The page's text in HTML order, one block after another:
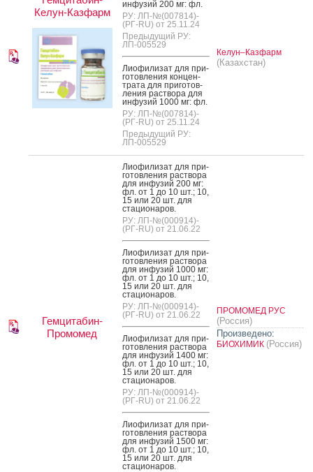
Келун-Казфарм
ин­фу­зий 200 мг: фл.
РУ: ЛП-№(007814)-
(РГ-RU) от 25.11.24
Предыдущий РУ:
ЛП-005529
Ли­офи­лизат для при­
готов­ле­ния кон­цен­
тра­та для при­готов­
ле­ния рас­тво­ра для
ин­фу­зий 1000 мг: фл.
РУ: ЛП-№(007814)-
(РГ-RU) от 25.11.24
Предыдущий РУ:
ЛП-005529
Келун–Казфарм
(Казахстан)
Гемцитабин-
Промомед
Ли­офи­лизат для при­
готов­ле­ния рас­тво­ра
для ин­фу­зий 200 мг:
фл. от 1 до 10 шт.; 10,
15 или 20 шт. для
ста­ци­она­ров.
РУ: ЛП-№(000914)-
(РГ-RU) от 21.06.22
Ли­офи­лизат для при­
готов­ле­ния рас­тво­ра
для ин­фу­зий 1000 мг:
фл. от 1 до 10 шт.; 10,
15 или 20 шт. для
ста­ци­она­ров.
РУ: ЛП-№(000914)-
(РГ-RU) от 21.06.22
Ли­офи­лизат для при­
готов­ле­ния рас­тво­ра
для ин­фу­зий 1400 мг:
фл. от 1 до 10 шт.; 10,
15 или 20 шт. для
ста­ци­она­ров.
РУ: ЛП-№(000914)-
(РГ-RU) от 21.06.22
Ли­офи­лизат для при­
готов­ле­ния рас­тво­ра
для ин­фу­зий 1500 мг:
фл. от 1 до 10 шт.; 10,
15 или 20 шт. для
ста­ци­она­ров.
ПРОМОМЕД РУС
(Россия)
Произведено:
БИОХИМИК (Россия)